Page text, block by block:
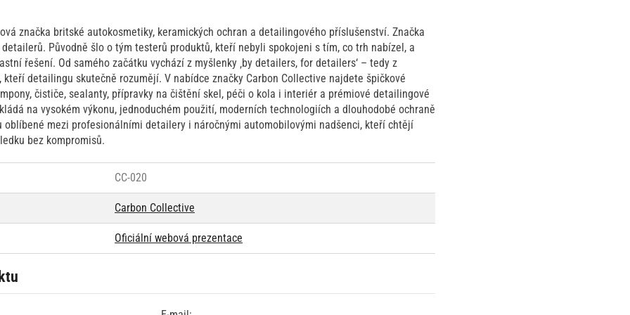
značka britské autokosmetiky, keramických ochran a detailingového příslušenství. Značka
Původně šlo o tým testerů produktů, kteří nebyli spokojeni s tím, co trh nabízel, a
řešení. Od samého začátku vychází z myšlenky ‚by detailers, for detailers‘ – tedy z
detailingu skutečně rozumějí. V nabídce značky Carbon Collective najdete špičkové
čističe, sealanty, přípravky na čištění skel, péči o kola i interiér a prémiové detailingové
na vysokém výkonu, jednoduchém použití, moderních technologiích a dlouhodobé ochraně
oblíbené mezi profesionálními detailery i náročnými automobilovými nadšenci, kteří chtějí
bez kompromisů.
CC-020
Carbon Collective
Oficiální webová prezentace